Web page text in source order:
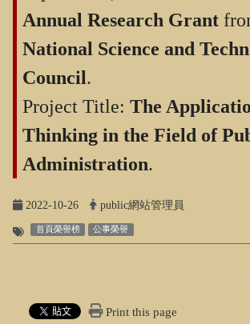
Annual Research Grant
National Science and
Council.
Project Title:The
Thinking in the Field of
Administration.
2022-10-26 public網站管理員
首頁榮譽榜 公事榮譽
Print this page